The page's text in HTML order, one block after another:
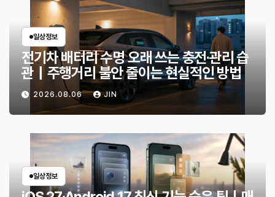
일상정보
전기차 배터리 수명 오래 쓰는 충전·관리 습
관｜주행거리 불안 줄이는 현실적인 방법
2026.08.06 JIN
일상정보